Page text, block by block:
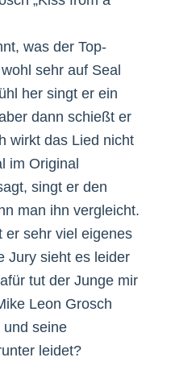
was der Top-
sehr auf Seal
her singt er ein
dann schießt er
wirkt das Lied nicht
im Original
singt er den
man ihn vergleicht.
er sehr viel eigenes
Jury sieht es leider
tut der Junge mir
Leon Grosch
und seine
leidet?